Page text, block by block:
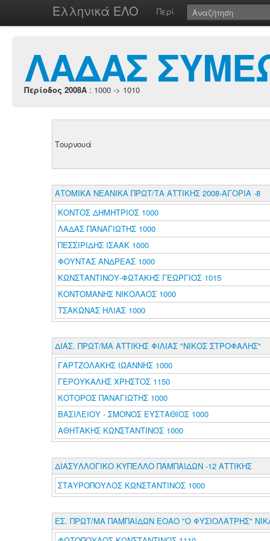
Ελληνικά ΕΛΟ Περί
ΛΑΔΑΣ
Περίοδος 2008A : 1000 -> 1010
Τουρνουά
ΑΤΟΜΙΚΑ ΝΕΑΝΙΚΑ ΠΡΩΤ/ΤΑ ΑΤΤΙΚΗΣ 2008-ΑΓΟΡΙΑ -8
ΚΟΝΤΟΣ ΔΗΜΗΤΡΙΟΣ 1000
ΛΑΔΑΣ ΠΑΝΑΓΙΩΤΗΣ 1000
ΠΕΣΣΙΡΙΔΗΣ ΙΣΑΑΚ 1000
ΦΟΥΝΤΑΣ ΑΝΔΡΕΑΣ 1000
ΚΩΝΣΤΑΝΤΙΝΟΥ-ΦΩΤΑΚΗΣ ΓΕΩΡΓΙΟΣ 1015
ΚΟΝΤΟΜΑΝΗΣ ΝΙΚΟΛΑΟΣ 1000
ΤΣΑΚΩΝΑΣ ΗΛΙΑΣ 1000
ΔΙΑΣ. ΠΡΩΤ/ΜΑ ΑΤΤΙΚΗΣ ΦΙΛΙΑΣ "ΝΙΚΟΣ ΣΤΡΟΦΑΛΗΣ"
ΓΑΡΤΖΟΛΑΚΗΣ ΙΩΑΝΝΗΣ 1000
ΓΕΡΟΥΚΑΛΗΣ ΧΡΗΣΤΟΣ 1150
ΚΟΤΟΡΟΣ ΠΑΝΑΓΙΩΤΗΣ 1000
ΒΑΣΙΛΕΙΟΥ - ΣΜΟΝΟΣ ΕΥΣΤΑΘΙΟΣ 1000
ΑΘΗΤΑΚΗΣ ΚΩΝΣΤΑΝΤΙΝΟΣ 1000
ΔΙΑΣΥΛΛΟΓΙΚΟ ΚΥΠΕΛΛΟ ΠΑΜΠΑΙΔΩΝ -12 ΑΤΤΙΚΗΣ
ΣΤΑΥΡΟΠΟΥΛΟΣ ΚΩΝΣΤΑΝΤΙΝΟΣ 1000
ΕΣ. ΠΡΩΤ/ΜΑ ΠΑΜΠΑΙΔΩΝ ΕΟΑΟ "Ο ΦΥΣΙΟΛΑΤΡΗΣ"